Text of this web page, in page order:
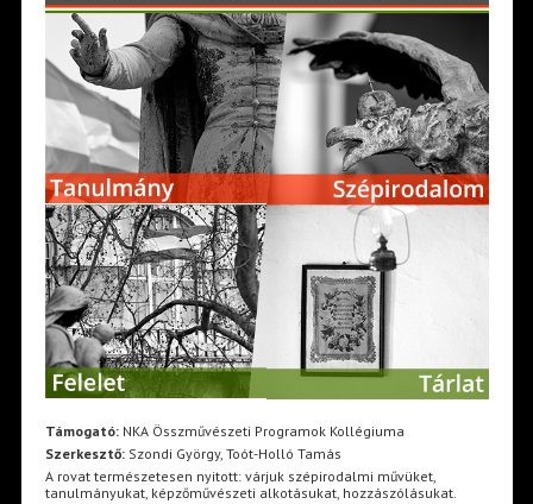
Támogató:NKA Összművészeti Programok Kollégiuma
Szerkesztő:Szondi György, Toót-Holló Tamás
A rovat természetesen nyitott: várjuk szépirodalmi művüket,
tanulmányukat, képzőművészeti alkotásukat, hozzászólásukat.